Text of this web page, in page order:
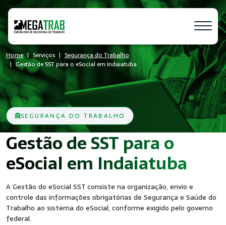
Home Serviços
Segurança do Trabalho
Gestão de SST para o eSocial em Indaiatuba
SEGURANÇA DO TRABALHO
Gestão de SST para o
eSocial em Indaiatuba
A Gestão do eSocial SST consiste na organização, envio e
controle das informações obrigatórias de Segurança e Saúde do
Trabalho ao sistema do eSocial, conforme exigido pelo governo
federal.